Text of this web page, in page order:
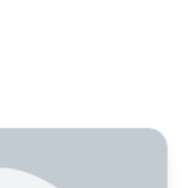
průvodce